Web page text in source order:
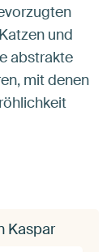
und
abstrakte
mit denen
Kaspar